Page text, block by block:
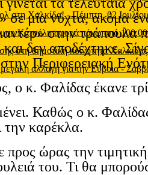
στη Χαλκίδα!-Πέμπτη, 02
Κατσέλη αφορά πάνω από
στη δημοτική κοινότητα
αλλαγή για την Εύβοια-
τα τελευταία
σε μία νύχτα, ακόμα
στην
δεν αποδέχτηκε.
Περιφερειακή
ο κ. Φαλίδας έκανε
Καθώς ο κ.
την καρέκλα.
προς ώρας την
του. Τι θα